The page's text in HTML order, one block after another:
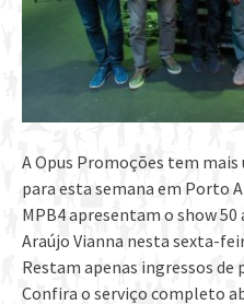
A Opus Promoções tem
para esta semana em Porto
MPB4 apresentam o show
Araújo Vianna nesta sexta-
Restam apenas ingressos
Confira o serviço completo